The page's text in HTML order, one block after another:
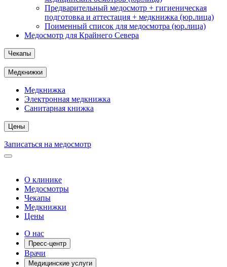
Предварительный медосмотр + гигиеническая
подготовка и аттестация + медкнижка (юр.лица)
Поименный список для медосмотра (юр.лица)
Медосмотр для Крайнего Севера
Чекапы
Медкнижки
Медкнижка
Электронная медкнижка
Санитарная книжка
Цены
Записаться на медосмотр
О клинике
Медосмотры
Чекапы
Медкнижки
Цены
О нас
Пресс-центр
Врачи
Медицинские услуги